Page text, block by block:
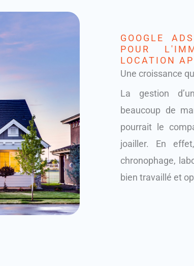
GOOGLE
POUR
LOCATION
Une croissance
La gestion
beaucoup de
pourrait le
joailler. En
chronophage,
bien travaillé et